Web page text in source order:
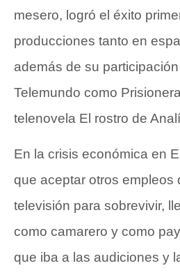
mesero, logró el éxito
producciones tanto en
además de su
Telemundo como
telenovela El rostro de
En la crisis económica en
que aceptar otros empleos
televisión para sobrevivir,
como camarero y como
que iba a las audiciones y